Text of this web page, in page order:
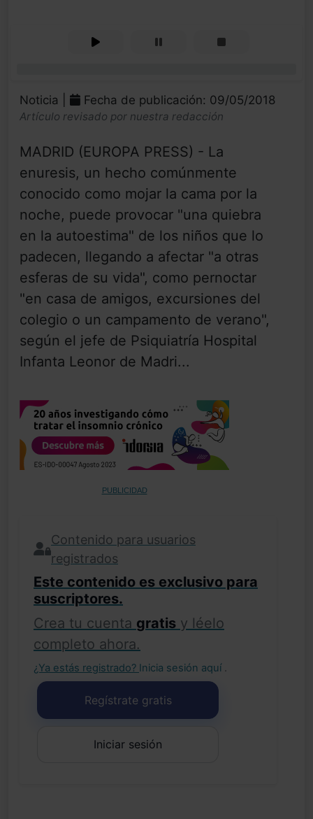
Noticia | Fecha de publicación: 09/05/2018
Artículo revisado por nuestra redacción
MADRID (EUROPA PRESS) - La
enuresis, un hecho comúnmente
conocido como mojar la cama por la
noche, puede provocar "una quiebra
en la autoestima" de los niños que lo
padecen, llegando a afectar "a otras
esferas de su vida", como pernoctar
"en casa de amigos, excursiones del
colegio o un campamento de verano",
según el jefe de Psiquiatría Hospital
Infanta Leonor de Madri...
PUBLICIDAD
Contenido para usuarios
registrados
Este contenido es exclusivo para
suscriptores.
Crea tu cuenta gratis y léelo
completo ahora.
¿Ya estás registrado? Inicia sesión aquí .
Regístrate gratis
Iniciar sesión